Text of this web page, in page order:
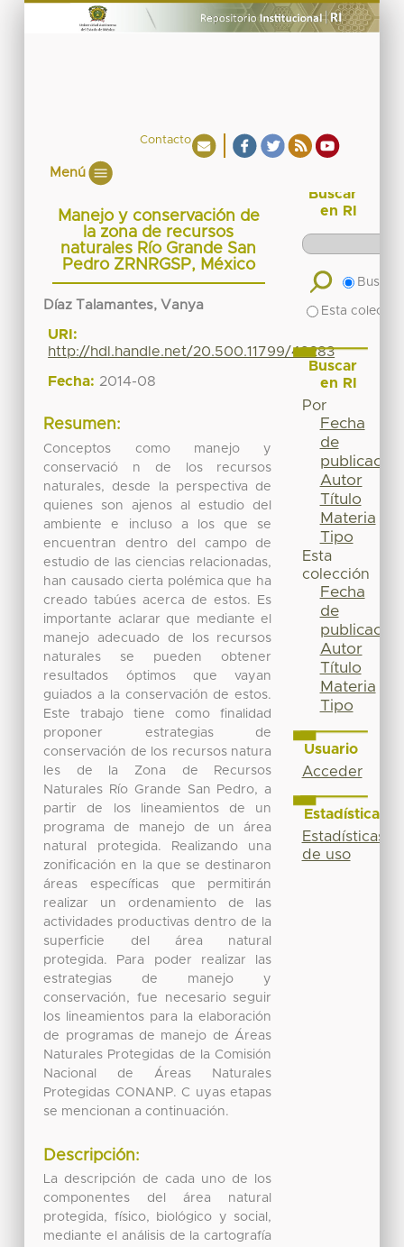
Contacto
Menú
Manejo y conservación de
la zona de recursos
naturales Río Grande San
Pedro ZRNRGSP, México
Díaz Talamantes, Vanya
URI:
http://hdl.handle.net/20.500.11799/49283
Fecha: 2014-08
Resumen:
Conceptos como manejo y
conservació n de los recursos
naturales, desde la perspectiva de
quienes son ajenos al estudio del
ambiente e incluso a los que se
encuentran dentro del campo de
estudio de las ciencias relacionadas,
han causado cierta polémica que ha
creado tabúes acerca de estos. Es
importante aclarar que mediante el
manejo adecuado de los recursos
naturales se pueden obtener
resultados óptimos que vayan
guiados a la conservación de estos.
Este trabajo tiene como finalidad
proponer estrategias de
conservación de los recursos natura
les de la Zona de Recursos
Naturales Río Grande San Pedro, a
partir de los lineamientos de un
programa de manejo de un área
natural protegida. Realizando una
zonificación en la que se destinaron
áreas específicas que permitirán
realizar un ordenamiento de las
actividades productivas dentro de la
superficie del área natural
protegida. Para poder realizar las
estrategias de manejo y
conservación, fue necesario seguir
los lineamientos para la elaboración
de programas de manejo de Áreas
Naturales Protegidas de la Comisión
Nacional de Áreas Naturales
Protegidas CONANP. C uyas etapas
se mencionan a continuación.
Descripción:
La descripción de cada uno de los
componentes del área natural
protegida, físico, biológico y social,
mediante el análisis de la cartografía
Buscar
en RI
Buscar
Esta
Buscar
en RI
Por
Fecha
de
publicación
Autor
Título
Materia
Tipo
Esta
colección
Fecha
de
publicación
Autor
Título
Materia
Tipo
Usuario
Acceder
Estadísticas
Estadísticas
de uso